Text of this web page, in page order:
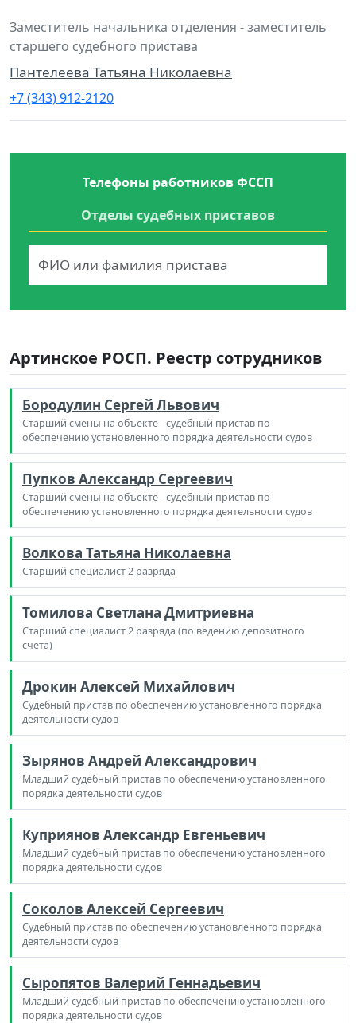
Заместитель начальника отделения - заместитель
старшего судебного пристава
Пантелеева Татьяна Николаевна
+7 (343) 912-2120
Телефоны работников ФССП
Отделы судебных приставов
Артинское РОСП. Реестр сотрудников
Бородулин Сергей Львович
Старший смены на объекте - судебный пристав по
обеспечению установленного порядка деятельности судов
Пупков Александр Сергеевич
Старший смены на объекте - судебный пристав по
обеспечению установленного порядка деятельности судов
Волкова Татьяна Николаевна
Старший специалист 2 разряда
Томилова Светлана Дмитриевна
Старший специалист 2 разряда (по ведению депозитного
счета)
Дрокин Алексей Михайлович
Судебный пристав по обеспечению установленного порядка
деятельности судов
Зырянов Андрей Александрович
Младший судебный пристав по обеспечению установленного
порядка деятельности судов
Куприянов Александр Евгеньевич
Младший судебный пристав по обеспечению установленного
порядка деятельности судов
Соколов Алексей Сергеевич
Судебный пристав по обеспечению установленного порядка
деятельности судов
Сыропятов Валерий Геннадьевич
Младший судебный пристав по обеспечению установленного
порядка деятельности судов